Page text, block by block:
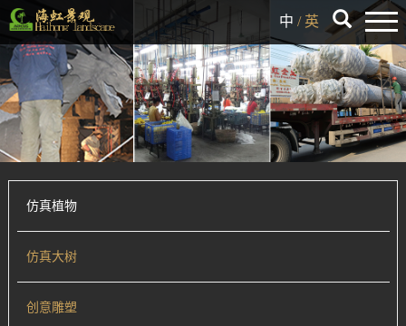
中 / 英
仿真植物
仿真大树
创意雕塑